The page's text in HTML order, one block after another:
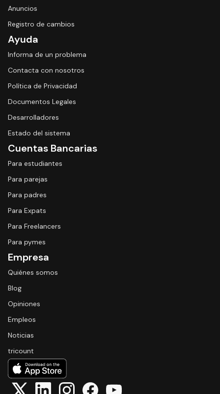
Anuncios
Registro de cambios
Ayuda
Informa de un problema
Contacta con nosotros
Política de Privacidad
Documentos Legales
Desarrolladores
Estado del sistema
Cuentas Bancarias
Para estudiantes
Para parejas
Para padres
Para Expats
Para Freelancers
Para pymes
Empresa
Quiénes somos
Blog
Opiniones
Empleos
Noticias
tricount